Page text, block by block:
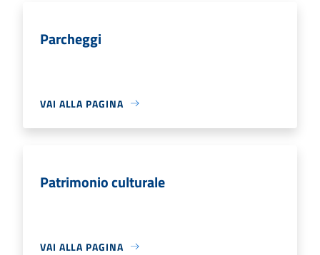
Parcheggi
VAI ALLA PAGINA
Patrimonio culturale
VAI ALLA PAGINA